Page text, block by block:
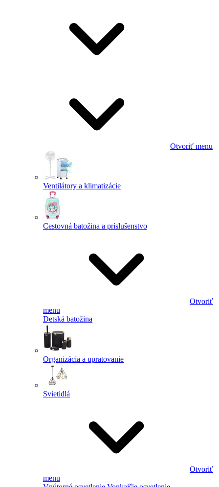
Otvoriť menu
Ventilátory a klimatizácie
Cestovná batožina a príslušenstvo
Otvoriť
menu
Detská batožina
Organizácia a upratovanie
Svietidlá
Otvoriť
menu